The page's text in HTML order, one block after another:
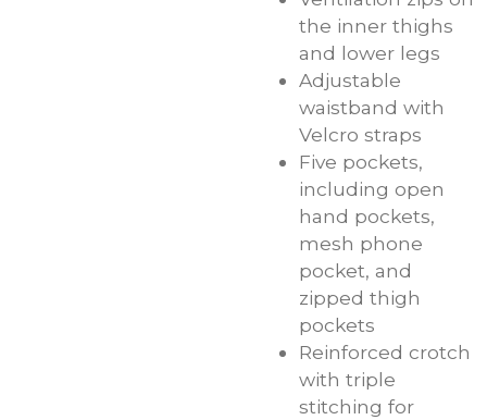
the inner thighs
and lower legs
Adjustable
waistband with
Velcro straps
Five pockets,
including open
hand pockets,
mesh phone
pocket, and
zipped thigh
pockets
Reinforced crotch
with triple
stitching for